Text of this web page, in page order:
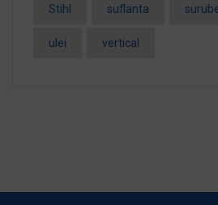
Stihl suflanta
ulei vertical